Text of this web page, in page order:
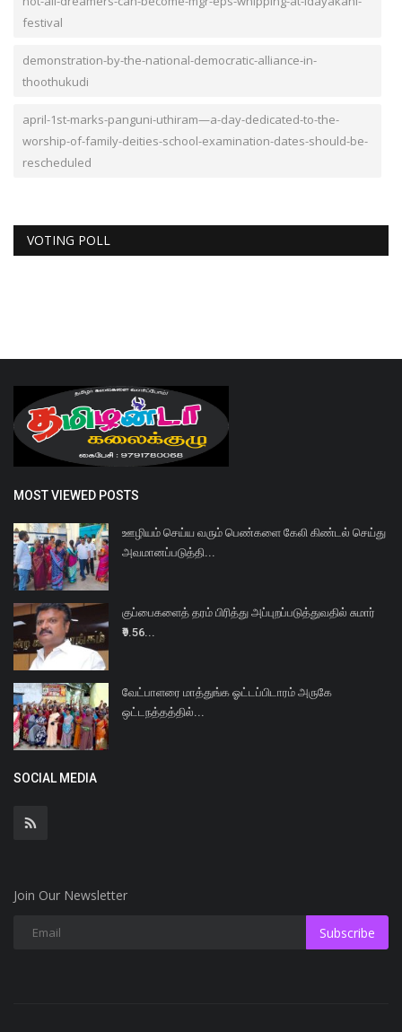
festival
demonstration-by-the-national-democratic-alliance-in-
thoothukudi
april-1st-marks-panguni-uthiram—a-day-dedicated-to-the-
worship-of-family-deities-school-examination-dates-should-be-
rescheduled
VOTING POLL
MOST VIEWED POSTS
ஊழியம் செய்ய வரும் பெண்களை கேலி கிண்டல் செய்து
அவமானப்படுத்தி...
குப்பைகளைத் தரம் பிரித்து அப்புறப்படுத்துவதில் சுமார்
₹9.56...
வேட்பாளரை மாத்துங்க ஓட்டப்பிடாரம் அருகே
ஒட்டநத்தத்தில்...
SOCIAL MEDIA
Join Our Newsletter
Subscribe